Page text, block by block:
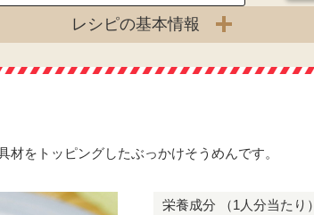
検索
レシピの基本情報
をトッピングしたぶっかけそうめんです。
栄養成分 （1人分当たり）